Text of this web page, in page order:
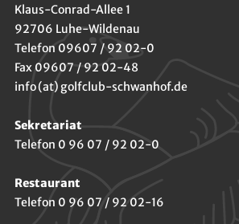
Klaus-Conrad-Allee 1
92706 Luhe-Wildenau
Telefon 09607 / 92 02-0
Fax 09607 / 92 02-48
info (at) golfclub-schwanhof.de
Sekretariat
Telefon 0 96 07 / 92 02-0
Restaurant
Telefon 0 96 07 / 92 02-16